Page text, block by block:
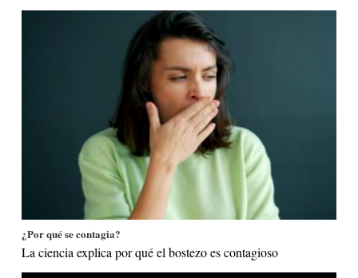
¿Por qué se contagia?
La ciencia explica por qué el bostezo es contagioso